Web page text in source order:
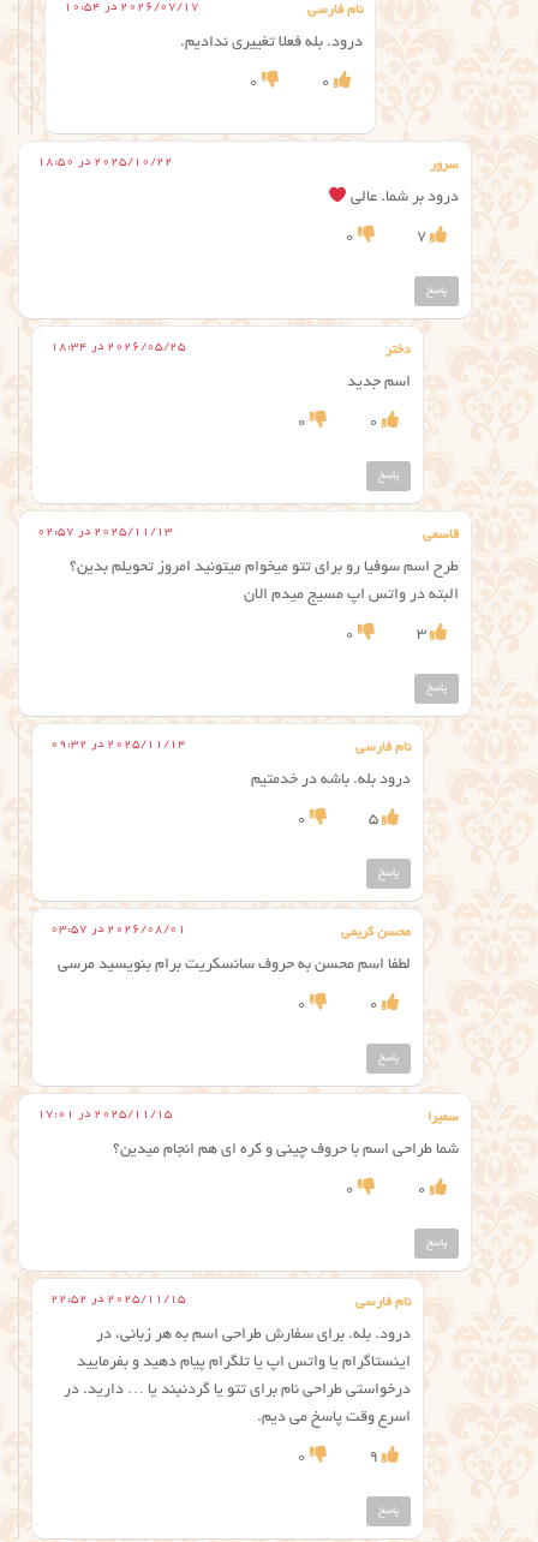
نام فارسی 2026/07/17 در 10:54
درود. بله فعلا تغییری ندادیم.
0
0
سرور 2025/10/22 در 18:50
درود بر شما. عالی
7
0
پاسخ
دختر 2026/05/25 در 18:34
اسم جدید
0
0
پاسخ
قاسمی 2025/11/13 در 02:57
طرح اسم سوفیا رو برای تتو میخوام میتونید امروز تحویلم بدین؟
البته در واتس اپ مسیج میدم الان
3
0
پاسخ
نام فارسی 2025/11/14 در 09:32
درود بله. باشه در خدمتیم
5
0
پاسخ
محسن کریمی 2026/08/01 در 03:57
لطفا اسم محسن به حروف سانسکریت برام بنویسید مرسی
0
0
پاسخ
سمیرا 2025/11/15 در 17:01
شما طراحی اسم با حروف چینی و کره ای هم انجام میدین؟
0
0
پاسخ
نام فارسی 2025/11/15 در 22:52
درود. بله. برای سفارش طراحی اسم به هر زبانی، در
اینستاگرام یا واتس اپ یا تلگرام پیام دهید و بفرمایید
درخواستی طراحی نام برای تتو یا گردنبند یا … دارید. در
اسرع وقت پاسخ می دیم.
9
0
پاسخ